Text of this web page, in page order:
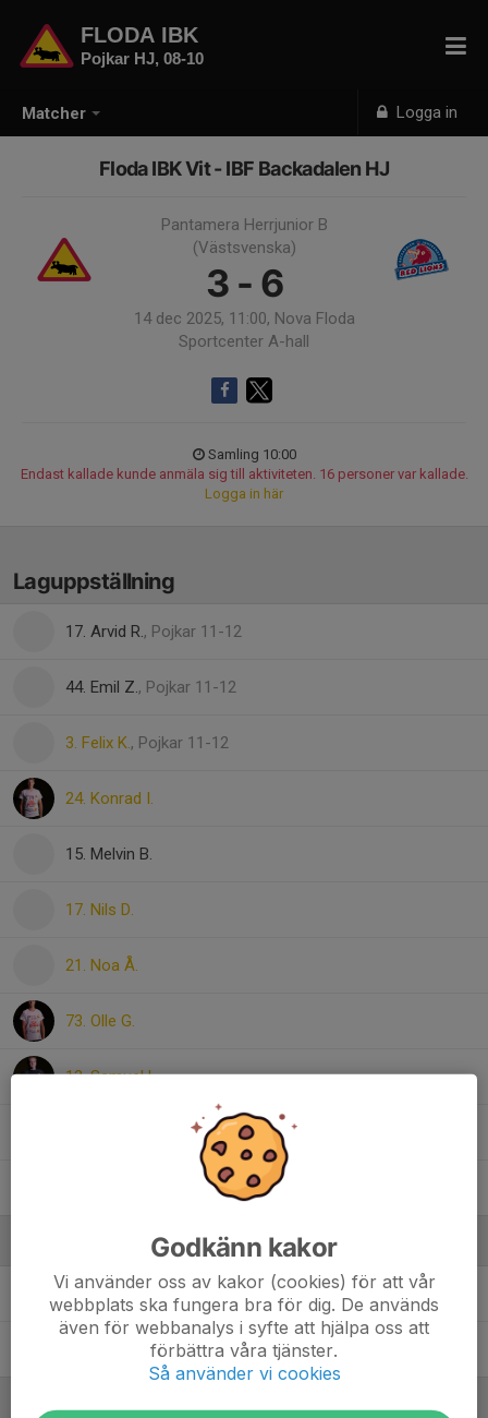
Matcher Logga in
FLODA IBK
Pojkar HJ, 08-10
Floda IBK Vit - IBF Backadalen HJ
Pantamera Herrjunior B
(Västsvenska)
3 - 6
14 dec 2025, 11:00, Nova Floda
Sportcenter A-hall
Samling 10:00
Endast kallade kunde anmäla sig till aktiviteten. 16 personer var kallade.
Logga in här
Laguppställning
17. Arvid R., Pojkar 11-12
44. Emil Z., Pojkar 11-12
3. Felix K., Pojkar 11-12
24. Konrad I.
15. Melvin B.
17. Nils D.
21. Noa Å.
73. Olle G.
13. Samuel L.
Jani SilvénLedare
Sebastian CedgardTränare
Godkänn kakor
Vi använder oss av kakor (cookies) för att vår
webbplats ska fungera bra för dig. De används
även för webbanalys i syfte att hjälpa oss att
förbättra våra tjänster.
Så använder vi cookies